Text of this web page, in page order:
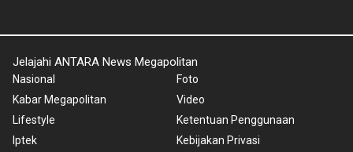
Jelajahi ANTARA News Megapolitan
Nasional
Kabar Megapolitan
Lifestyle
Iptek
Foto
Video
Ketentuan Penggunaan
Kebijakan Privasi